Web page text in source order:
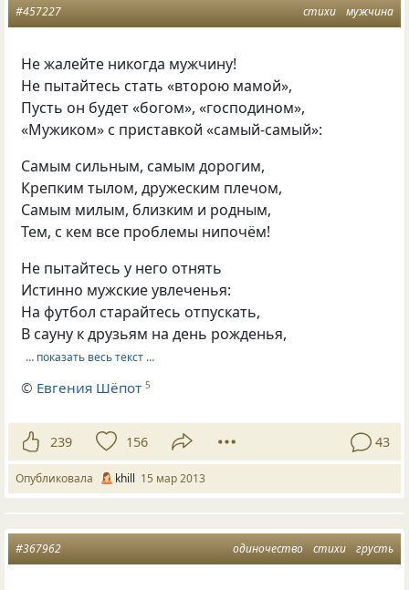
стихи мужчина
#457227
Не жалейте никогда мужчину!
Не пытайтесь стать «второю мамой»,
Пусть он будет «богом», «господином»,
«Мужиком» с приставкой «самый-самый»:
Самым сильным, самым дорогим,
Крепким тылом, дружеским плечом,
Самым милым, близким и родным,
Тем, с кем все проблемы нипочём!
Не пытайтесь у него отнять
Истинно мужские увлеченья:
На футбол старайтесь отпускать,
В сауну к друзьям на день рожденья,
… показать весь текст …
© Евгения Шёпот 5
239 156 43
Опубликовала khill 15 мар 2013
одиночество стихи грусть
#367962